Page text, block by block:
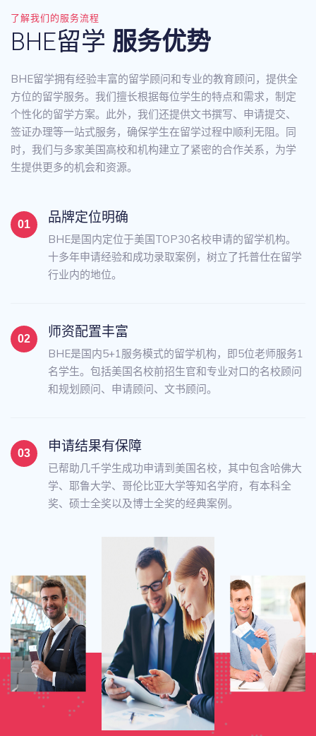
了解我们的服务流程
BHE留学 服务优势
BHE留学拥有经验丰富的留学顾问和专业的教育顾问，提供全
方位的留学服务。我们擅长根据每位学生的特点和需求，制定
个性化的留学方案。此外，我们还提供文书撰写、申请提交、
签证办理等一站式服务，确保学生在留学过程中顺利无阻。同
时，我们与多家美国高校和机构建立了紧密的合作关系，为学
生提供更多的机会和资源。
品牌定位明确
BHE是国内定位于美国TOP30名校申请的留学机构。
十多年申请经验和成功录取案例，树立了托普仕在留学
行业内的地位。
师资配置丰富
BHE是国内5+1服务模式的留学机构，即5位老师服务1
名学生。包括美国名校前招生官和专业对口的名校顾问
和规划顾问、申请顾问、文书顾问。
申请结果有保障
已帮助几千学生成功申请到美国名校，其中包含哈佛大
学、耶鲁大学、哥伦比亚大学等知名学府，有本科全
奖、硕士全奖以及博士全奖的经典案例。